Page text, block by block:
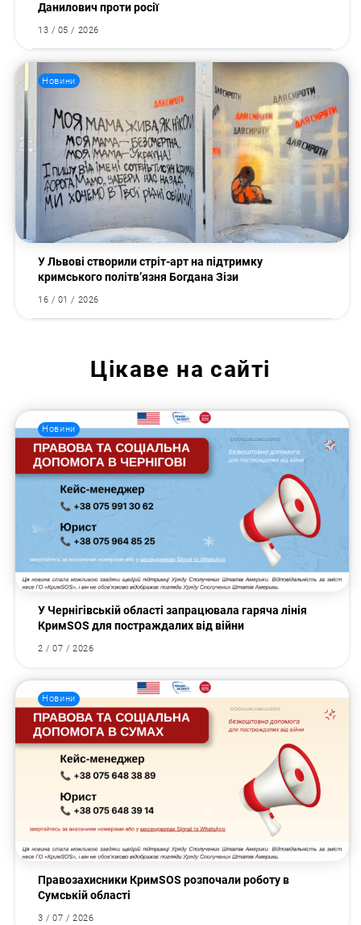
Данилович проти росії
13 / 05 / 2026
Новини
У Львові створили стріт-арт на підтримку
кримського політв’язня Богдана Зізи
16 / 01 / 2026
Цікаве на сайті
Новини
У Чернігівській області запрацювала гаряча лінія
КримSOS для постраждалих від війни
2 / 07 / 2026
Новини
Правозахисники КримSOS розпочали роботу в
Сумській області
3 / 07 / 2026